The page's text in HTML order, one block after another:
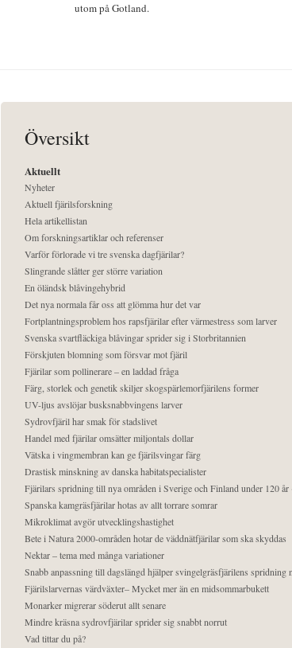
utom på Gotland.
Översikt
Aktuellt
Nyheter
Aktuell fjärilsforskning
Hela artikellistan
Om forskningsartiklar och referenser
Varför förlorade vi tre svenska dagfjärilar?
Slingrande slåtter ger större variation
En öländsk blåvingehybrid
Det nya normala får oss att glömma hur det var
Fortplantningsproblem hos rapsfjärilar efter värmestress som larver
Svenska svartfläckiga blåvingar sprider sig i Storbritannien
Förskjuten blomning som försvar mot fjäril
Fjärilar som pollinerare – en laddad fråga
Färg, storlek och genetik skiljer skogspärlemorfjärilens former
UV-ljus avslöjar busksnabbvingens larver
Sydrovfjäril har smak för stadslivet
Handel med fjärilar omsätter miljontals dollar
Vätska i vingmembran kan ge fjärilsvingar färg
Drastisk minskning av danska habitatspecialister
Fjärilars spridning till nya områden i Sverige och Finland under 120
Spanska kamgräsfjärilar hotas av allt torrare somrar
Mikroklimat avgör utvecklingshastighet
Bete i Natura 2000-områden hotar de väddnätfjärilar som ska skyddas
Nektar – tema med många variationer
Snabb anpassning till dagslängd hjälper svingelgräsfjärilens spridning
Fjärilslarvernas värdväxter– Mycket mer än en midsommarbukett
Monarker migrerar söderut allt senare
Mindre kräsna sydrovfjärilar sprider sig snabbt norrut
Vad tittar du på?